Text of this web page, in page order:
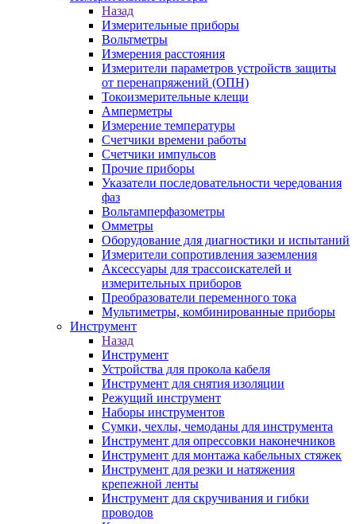
Назад
Измерительные приборы
Вольтметры
Измерения расстояния
Измерители параметров устройств защиты
от перенапряжений (ОПН)
Токоизмерительные клещи
Амперметры
Измерение температуры
Счетчики времени работы
Счетчики импульсов
Прочие приборы
Указатели последовательности чередования
фаз
Вольтамперфазометры
Омметры
Оборудование для диагностики и испытаний
Измерители сопротивления заземления
Аксессуары для трассоискателей и
измерительных приборов
Преобразователи переменного тока
Мультиметры, комбинированные приборы
Инструмент
Назад
Инструмент
Устройства для прокола кабеля
Инструмент для снятия изоляции
Режущий инструмент
Наборы инструментов
Сумки, чехлы, чемоданы для инструмента
Инструмент для опрессовки наконечников
Инструмент для монтажа кабельных стяжек
Инструмент для резки и натяжения
крепежной ленты
Инструмент для скручивания и гибки
проводов